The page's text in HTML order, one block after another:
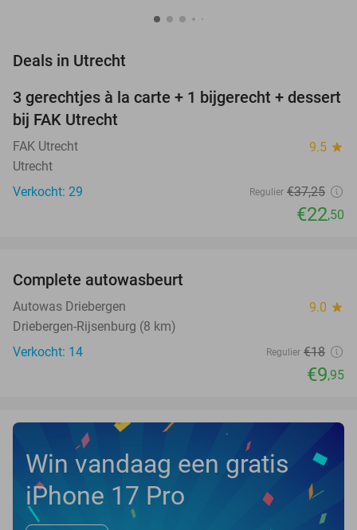
Deals in Utrecht
40%
TODAY
3 gerechtjes à la carte + 1 bijgerecht + dessert
bij FAK Utrecht
FAK Utrecht 9.5 star
Utrecht
Verkocht: 29
Regulier €37,25
€22,50
NEW
TODAY
Complete autowasbeurt
Autowas Driebergen 9.0 star
Driebergen-Rijsenburg (8 km)
Verkocht: 14
Regulier €18
€9,95
Win vandaag een gratis
iPhone 17 Pro